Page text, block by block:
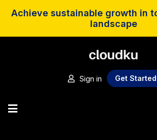
Achieve sustainable growth in
landscape
Sign in Get Started